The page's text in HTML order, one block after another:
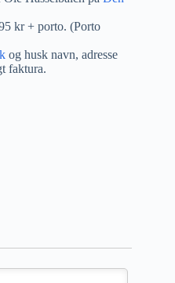
kr + porto. (Porto
og husk navn, adresse
faktura.